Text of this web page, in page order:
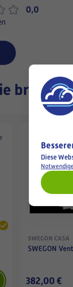
0,0
SWEGON CASA
SWEGON
382,00 €
Diese